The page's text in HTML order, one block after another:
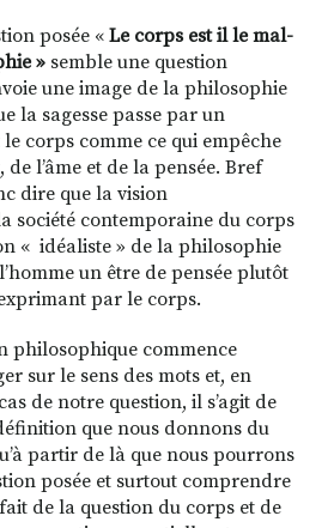
posée «Le corps est il le mal-
» semble une question
une image de la philosophie
la sagesse passe par un
corps comme ce qui empêche
l’âme et de la pensée. Bref
dire que la vision
société contemporaine du corps
« idéaliste » de la philosophie
un être de pensée plutôt
par le corps.
philosophique commence
sur le sens des mots et, en
de notre question, il s’agit de
que nous donnons du
partir de là que nous pourrons
posée et surtout comprendre
de la question du corps et de